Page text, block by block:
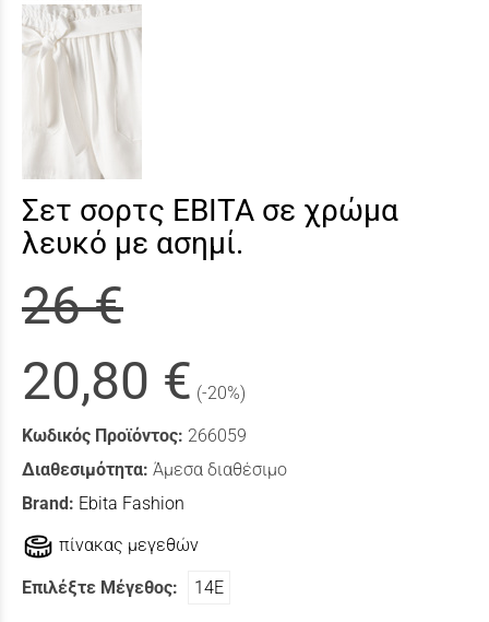
Σετ σορτς ΕΒΙΤΑ σε χρώμα
λευκό με ασημί.
26 €
20,80 € (-20%)
Κωδικός Προϊόντος: 266059
Διαθεσιμότητα: Άμεσα διαθέσιμο
Brand: Ebita Fashion
πίνακας μεγεθών
Επιλέξτε Μέγεθος: 14Ε